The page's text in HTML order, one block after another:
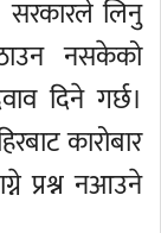
सरकारले लिनु
नसकेको
दिने गर्छ।
कारोबार
प्रश्न नआउने